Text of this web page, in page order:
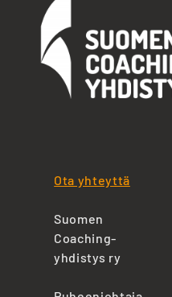
Ota yhteyttä
Suomen
Coaching-
yhdistys ry